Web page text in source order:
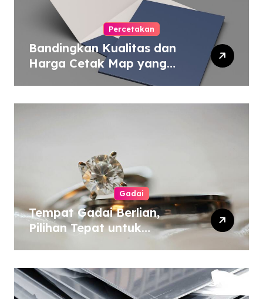
Percetakan
Bandingkan Kualitas dan
Harga Cetak Map yang
Murah atau Mahal
Gadai
Tempat Gadai Berlian,
Pilihan Tepat untuk